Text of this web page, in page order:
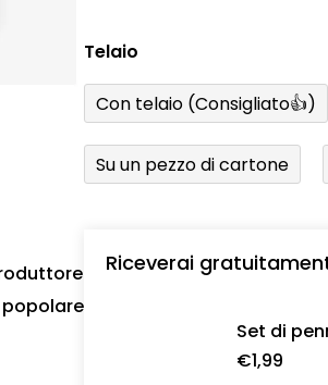
Telaio
Con telaio (Consigliato👍)
Su un pezzo di cartone
Riceverai
Set di
€1,99